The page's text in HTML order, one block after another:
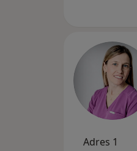
Adres 1